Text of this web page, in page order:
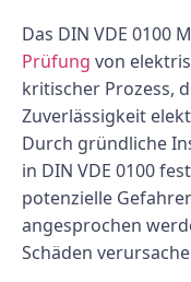
Das DIN VDE 0100
Prüfung von
kritischer Prozess,
Zuverlässigkeit
Durch gründliche
in DIN VDE 0100
potenzielle
angesprochen
Schäden